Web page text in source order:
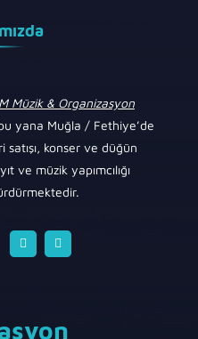
Müzik & Organizasyon
yana Muğla / Fethiye’de
konser ve düğün
ve müzik yapımcılığı